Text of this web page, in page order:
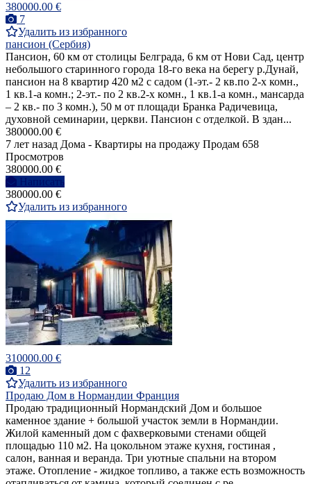
380000.00 €
7
Удалить из избранного
пансион (Сербия)
Пансион, 60 км от столицы Белграда, 6 км от Нови Сад, центр
небольшого старинного города 18-го века на берегу р.Дунай,
пансион на 8 квартир 420 м2 с садом (1-эт.- 2 кв.по 2-х комн.,
1 кв.1-а комн.; 2-эт.- по 2 кв.2-х комн., 1 кв.1-а комн., мансарда
– 2 кв.- по 3 комн.), 50 м от площади Бранка Радичевица,
духовной семинарии, церкви. Пансион с отделкой. В здан...
380000.00 €
7 лет назад Дома - Квартиры на продажу Продам 658
Просмотров
380000.00 €
Написать
380000.00 €
Удалить из избранного
310000.00 €
12
Удалить из избранного
Продаю Дом в Нормандии Франция
Продаю традиционный Нормандский Дом и большое
каменное здание + большой участок земли в Нормандии.
Жилой каменный дом с фахверковыми стенами общей
площадью 110 м2. На цокольном этаже кухня, гостиная ,
салон, ванная и веранда. Три уютные спальни на втором
этаже. Отопление - жидкое топливо, а также есть возможность